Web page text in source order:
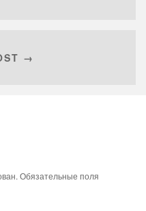
→
Обязательные поля